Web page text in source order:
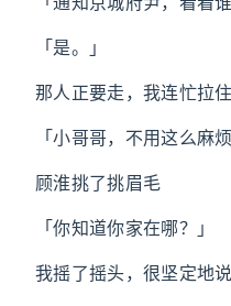
「是。」
那人正要走，我连忙拉
「小哥哥，不用这么麻
顾淮挑了挑眉毛
「你知道你家在哪？」
我摇了摇头，很坚定地说